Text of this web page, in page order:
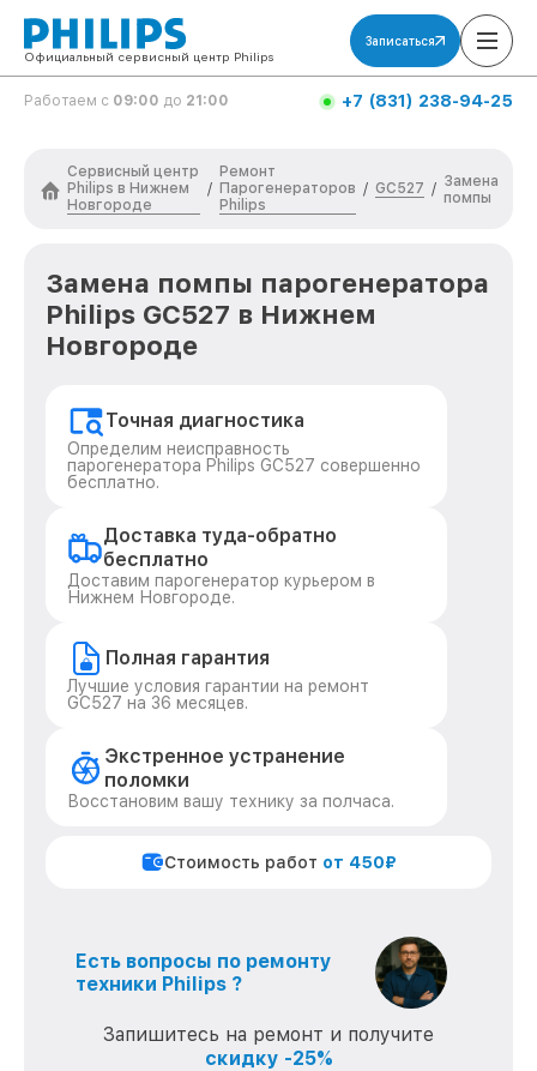
Официальный сервисный центр Philips
Записаться
Работаем с 09:00 до 21:00 +7 (831) 238-94-25
Сервисный центр
Philips в Нижнем
Новгороде
/
Ремонт
Парогенераторов
Philips
/ GC527 / Замена
помпы
Замена помпы парогенератора
Philips GC527 в Нижнем
Новгороде
Точная диагностика
Определим неисправность
парогенератора Philips GC527 совершенно
бесплатно.
Доставка туда-обратно
бесплатно
Доставим парогенератор курьером в
Нижнем Новгороде.
Полная гарантия
Лучшие условия гарантии на ремонт
GC527 на 36 месяцев.
Экстренное устранение
поломки
Восстановим вашу технику за полчаса.
Стоимость работ от 450₽
Есть вопросы по ремонту
техники Philips ?
Запишитесь на ремонт и получите
скидку -25%